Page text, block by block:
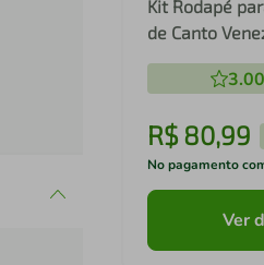
Kit Rodapé
de Canto
Multimóveis
R$ 80,99
No pagamento
Ver